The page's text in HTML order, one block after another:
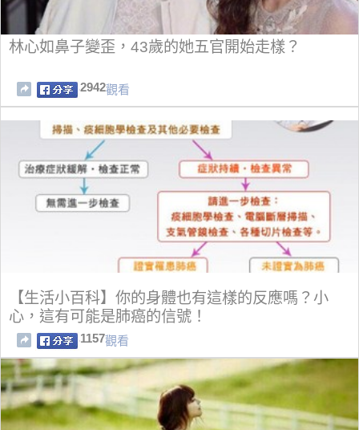
林心如鼻子變歪，43歲的她五官開始走樣？
2942觀看
【生活小百科】你的身體也有這樣的反應嗎？小
心，這有可能是肺癌的信號！
1157觀看